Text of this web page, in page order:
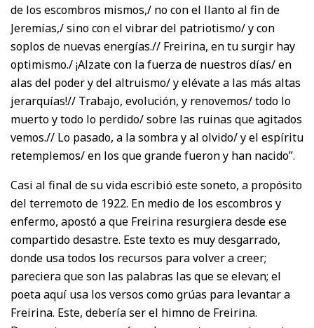
de los escombros mismos,/ no con el llanto al fin de
Jeremías,/ sino con el vibrar del patriotismo/ y con
soplos de nuevas energías.// Freirina, en tu surgir hay
optimismo./ ¡Alzate con la fuerza de nuestros días/ en
alas del poder y del altruismo/ y elévate a las más altas
jerarquías!// Trabajo, evolución, y renovemos/ todo lo
muerto y todo lo perdido/ sobre las ruinas que agitados
vemos.// Lo pasado, a la sombra y al olvido/ y el espíritu
retemplemos/ en los que grande fueron y han nacido”.
Casi al final de su vida escribió este soneto, a propósito
del terremoto de 1922. En medio de los escombros y
enfermo, apostó a que Freirina resurgiera desde ese
compartido desastre. Este texto es muy desgarrado,
donde usa todos los recursos para volver a creer;
pareciera que son las palabras las que se elevan; el
poeta aquí usa los versos como grúas para levantar a
Freirina. Este, debería ser el himno de Freirina.